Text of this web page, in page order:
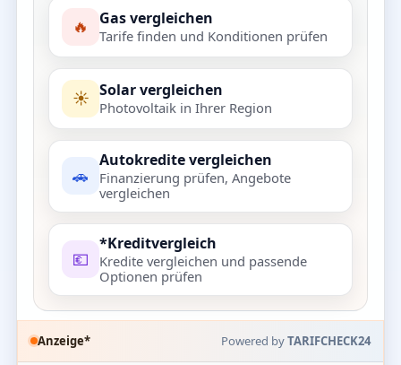
🔥 Gas vergleichen
Tarife finden und Konditionen prüfen
☀️ Solar vergleichen
Photovoltaik in Ihrer Region
🚗
Autokredite vergleichen
Finanzierung prüfen, Angebote
vergleichen
💶
*Kreditvergleich
Kredite vergleichen und passende
Optionen prüfen
Anzeige* Powered byTARIFCHECK24